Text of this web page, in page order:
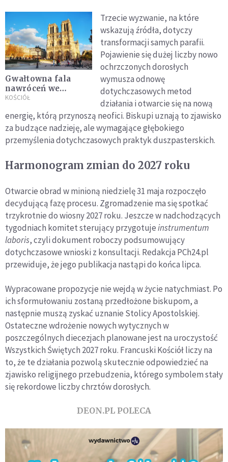
Gwałtowna fala
nawróceń we
Francji. Kościół
nią radzić
KOŚCIÓŁ
Trzecie wyzwanie, na które
wskazują źródła, dotyczy
transformacji samych parafii.
Pojawienie się dużej liczby nowo
ochrzczonych dorosłych
wymusza odnowę
dotychczasowych metod
działania i otwarcie się na nową
energię, którą przynoszą neofici. Biskupi uznają to zjawisko
za budzące nadzieję, ale wymagające głębokiego
przemyślenia dotychczasowych praktyk duszpasterskich.
Harmonogram zmian do 2027 roku
Otwarcie obrad w minioną niedzielę 31 maja rozpoczęło
decydującą fazę procesu. Zgromadzenie ma się spotkać
trzykrotnie do wiosny 2027 roku. Jeszcze w nadchodzących
tygodniach komitet sterujący przygotujeinstrumentum
laboris, czyli dokument roboczy podsumowujący
dotychczasowe wnioski z konsultacji. Redakcja PCh24.pl
przewiduje, że jego publikacja nastąpi do końca lipca.
Wypracowane propozycje nie wejdą w życie natychmiast. Po
ich sformułowaniu zostaną przedłożone biskupom, a
następnie muszą zyskać uznanie Stolicy Apostolskiej.
Ostateczne wdrożenie nowych wytycznych w
poszczególnych diecezjach planowane jest na uroczystość
Wszystkich Świętych 2027 roku. Francuski Kościół liczy na
to, że te działania pozwolą skutecznie odpowiedzieć na
zjawisko religijnego przebudzenia, którego symbolem stały
się rekordowe liczby chrztów dorosłych.
DEON.PL POLECA